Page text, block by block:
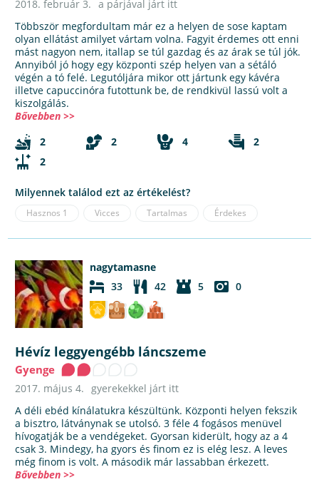
2018. február 3. a párjával járt itt
Többször megfordultam már ez a helyen de sose kaptam
olyan ellátást amilyet vártam volna. Fagyit érdemes ott enni
mást nagyon nem, itallap se túl gazdag és az árak se túl jók.
Annyiból jó hogy egy központi szép helyen van a sétáló
végén a tó felé. Legutóljára mikor ott jártunk egy kávéra
illetve capuccinóra futottunk be, de rendkivül lassú volt a
kiszolgálás.
Bővebben >>
2
2 4
2
2
Milyennek találod ezt az értékelést?
Hasznos 1 Vicces Tartalmas Érdekes
nagytamasne
33
42 5 0
Hévíz leggyengébb láncszeme
Gyenge
2017. május 4.
gyerekekkel járt itt
A déli ebéd kínálatukra készültünk. Központi helyen fekszik
a bisztro, látványnak se utolsó. 3 féle 4 fogásos menüvel
hívogatják be a vendégeket. Gyorsan kiderült, hogy az a 4
csak 3. Mindegy, ha gyors és finom ez is elég lesz. A leves
még finom is volt. A második már lassabban érkezett.
Bővebben >>